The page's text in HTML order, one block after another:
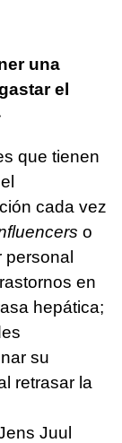
una
el
que tienen
cada vez
o
personal
en
hepática;
su
retrasar la
Juul